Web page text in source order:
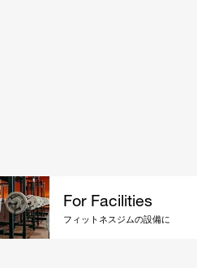
For Facilities
フィットネスジムの設備に